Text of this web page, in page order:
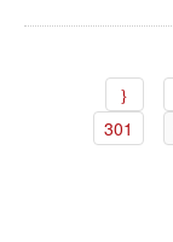
301